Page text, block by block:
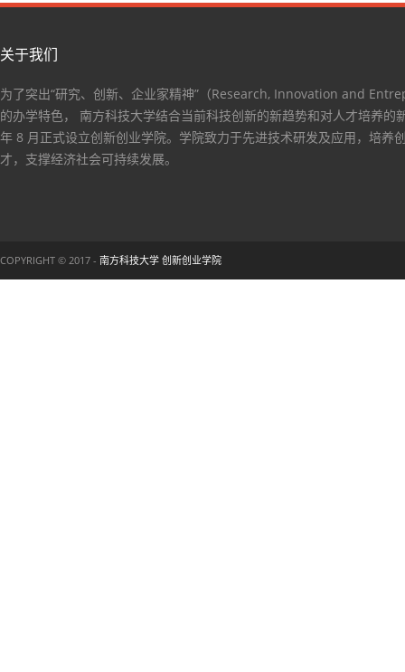
关于我们
为了突出“研究、创新、企业家精神”（Research, Innovation and
的办学特色， 南方科技大学结合当前科技创新的新趋势和对人才培养的
年 8 月正式设立创新创业学院。学院致力于先进技术研发及应用，培养
才，支撑经济社会可持续发展。
COPYRIGHT © 2017 - 南方科技大学 创新创业学院